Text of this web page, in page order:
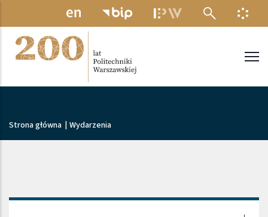
Przejdź do treści
MENU
Ścieżka nawigacyjna
Strona główna Wydarzenia